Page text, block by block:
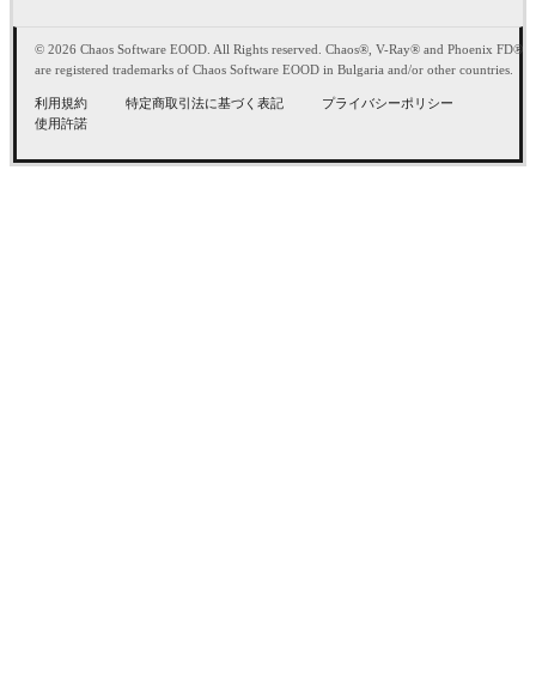
© 2026 Chaos Software EOOD. All Rights reserved. Chaos®, V-Ray® and Phoenix FD®
are registered trademarks of Chaos Software EOOD in Bulgaria and/or other countries.
利用規約 特定商取引法に基づく表記
プライバシーポリシー
使用許諾